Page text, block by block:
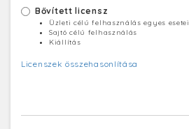
Bővített licensz
Üzleti célú felhasználás egyes esetei
Sajtó célú felhasználás
Kiállítás
Licenszek összehasonlítása